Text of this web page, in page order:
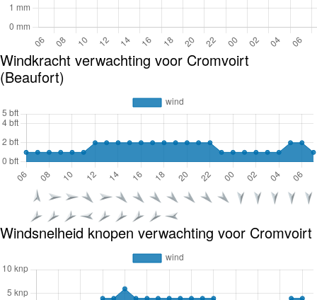
Windkracht verwachting voor Cromvoirt
(Beaufort)
Windsnelheid knopen verwachting voor Cromvoirt